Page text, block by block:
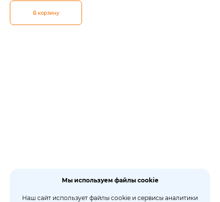
В корзину
Мы используем файлы cookie
Наш сайт использует файлы cookie и сервисы аналитики